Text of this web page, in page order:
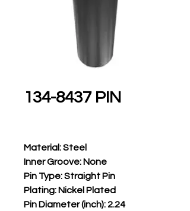
134-8437 PIN
Material: Steel
Inner Groove: None
Pin Type: Straight Pin
Plating: Nickel Plated
Pin Diameter (inch): 2.24